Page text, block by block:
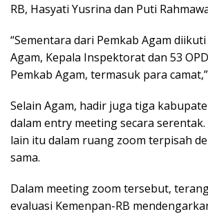
RB, Hasyati Yusrina dan Puti
“Sementara dari Pemkab Agam
Agam, Kepala Inspektorat dan 53
Pemkab Agam, termasuk para
Selain Agam, hadir juga tiga
dalam entry meeting secara
lain itu dalam ruang zoom terpisah
sama.
Dalam meeting zoom tersebut,
evaluasi Kemenpan-RB